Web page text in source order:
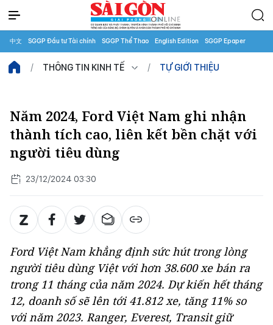
中文 SGGP Đầu tư Tài chính SGGP Thể Thao English Edition SGGP Epaper
THÔNG TIN KINH TẾ TỰ GIỚI THIỆU
Năm 2024, Ford Việt Nam ghi nhận
thành tích cao, liên kết bền chặt với
người tiêu dùng
23/12/2024 03:30
Ford Việt Nam khẳng định sức hút trong lòng
người tiêu dùng Việt với hơn 38.600 xe bán ra
trong 11 tháng của năm 2024. Dự kiến hết tháng
12, doanh số sẽ lên tới 41.812 xe, tăng 11% so
với năm 2023. Ranger, Everest, Transit giữ